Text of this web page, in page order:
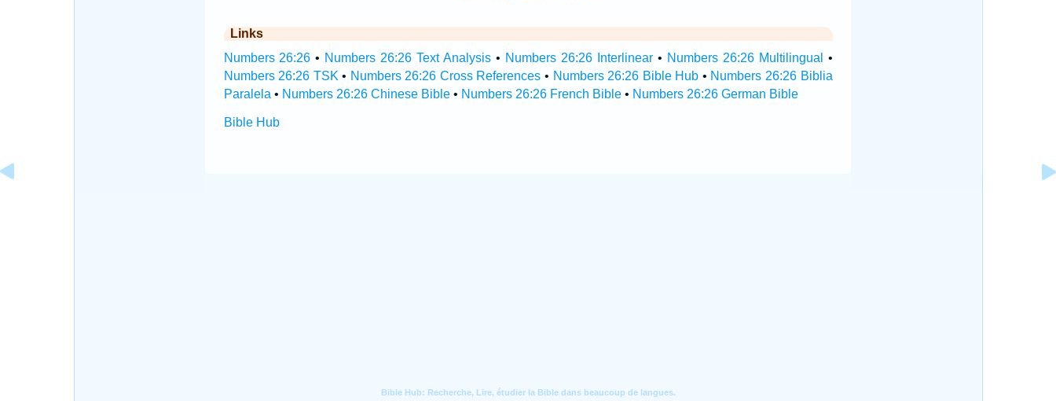
Links
Numbers 26:26 • Numbers 26:26 Text Analysis • Numbers 26:26 Interlinear• Numbers 26:26 Multilingual
•
Numbers 26:26 TSK • Numbers 26:26 Cross References • Numbers 26:26 Bible Hub • Numbers 26:26 Biblia
Paralela • Numbers 26:26 Chinese Bible• Numbers 26:26 French Bible• Numbers 26:26 German Bible
Bible Hub